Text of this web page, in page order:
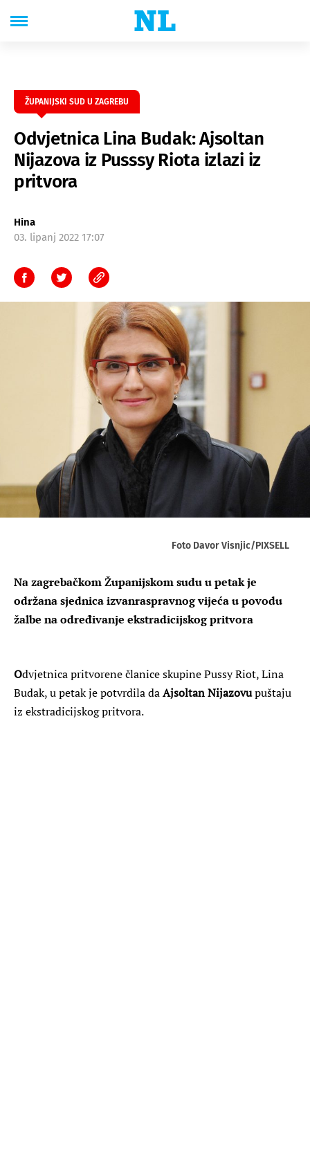
ŽUPANIJSKI SUD U ZAGREBU
Odvjetnica Lina Budak: Ajsoltan
Nijazova iz Pusssy Riota izlazi iz
pritvora
Hina
03. lipanj 2022 17:07
Foto Davor Visnjic/PIXSELL
Na zagrebačkom Županijskom sudu u petak je
održana sjednica izvanraspravnog vijeća u povodu
žalbe na određivanje ekstradicijskog pritvora
Odvjetnica pritvorene članice skupine Pussy Riot, Lina
Budak, u petak je potvrdila daAjsoltan Nijazovupuštaju
iz ekstradicijskog pritvora.